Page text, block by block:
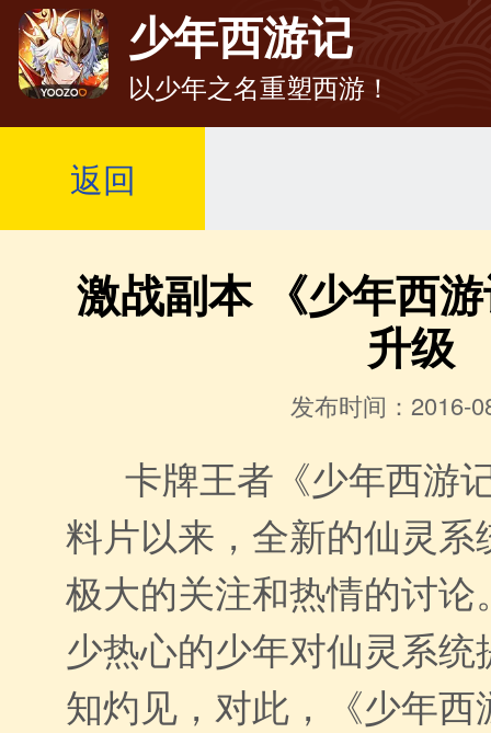
少年西游记
以少年之名重塑西游！
返回
激战副本 《少年西
升级
发布时间：2016-
卡牌王者《少年西游
料片以来，全新的仙灵
极大的关注和热情的讨
少热心的少年对仙灵系
知灼见，对此，《少年